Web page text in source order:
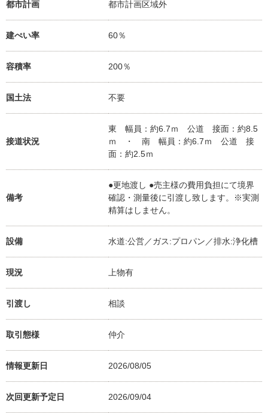
都市計画 都市計画区域外
建ぺい率 60％
容積率 200％
国土法 不要
接道状況
東 幅員：約6.7ｍ 公道 接面：約8.5
ｍ ・ 南 幅員：約6.7ｍ 公道 接
面：約2.5ｍ
備考
●更地渡し ●売主様の費用負担にて境界
確認・測量後に引渡し致します。※実測
精算はしません。
設備 水道:公営／ガス:プロパン／排水:浄化槽
現況 上物有
引渡し 相談
取引態様 仲介
情報更新日 2026/08/05
次回更新予定日 2026/09/04